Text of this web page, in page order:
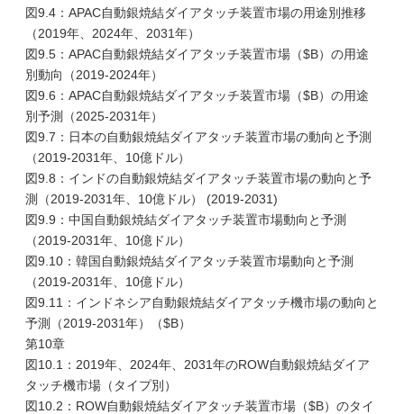
図9.4：APAC自動銀焼結ダイアタッチ装置市場の用途別推移
（2019年、2024年、2031年）
図9.5：APAC自動銀焼結ダイアタッチ装置市場（$B）の用途
別動向（2019-2024年）
図9.6：APAC自動銀焼結ダイアタッチ装置市場（$B）の用途
別予測（2025-2031年）
図9.7：日本の自動銀焼結ダイアタッチ装置市場の動向と予測
（2019-2031年、10億ドル）
図9.8：インドの自動銀焼結ダイアタッチ装置市場の動向と予
測（2019-2031年、10億ドル） (2019-2031)
図9.9：中国自動銀焼結ダイアタッチ装置市場動向と予測
（2019-2031年、10億ドル）
図9.10：韓国自動銀焼結ダイアタッチ装置市場動向と予測
（2019-2031年、10億ドル）
図9.11：インドネシア自動銀焼結ダイアタッチ機市場の動向と
予測（2019-2031年）（$B）
第10章
図10.1：2019年、2024年、2031年のROW自動銀焼結ダイア
タッチ機市場（タイプ別）
図10.2：ROW自動銀焼結ダイアタッチ装置市場（$B）のタイ